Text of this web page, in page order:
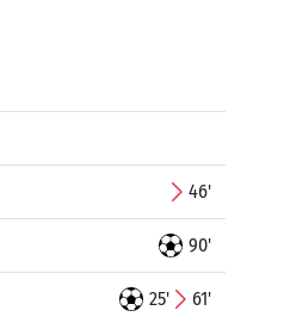
46'
90'
25' 61'